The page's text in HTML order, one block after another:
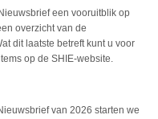
een vooruitblik op
overzicht van de
dit laatste betreft kunt u voor
op de SHIE-website.
van 2026 starten we